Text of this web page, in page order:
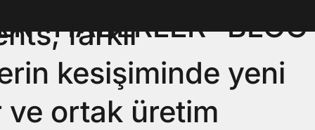
HABERLER BLOG
farklı
kesişiminde yeni
ve ortak üretim